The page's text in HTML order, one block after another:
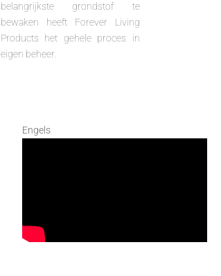
belangrijkste grondstof te
bewaken heeft Forever Living
Products het gehele proces in
eigen beheer.
Engels